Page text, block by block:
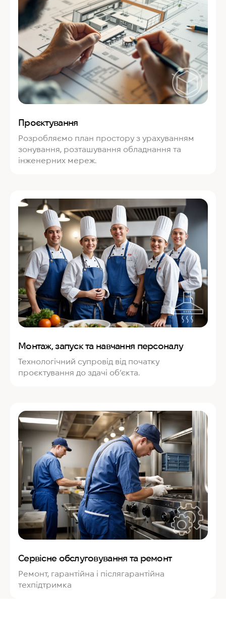
Проєктування
Розробляємо план простору з урахуванням
зонування, розташування обладнання та
інженерних мереж.
Монтаж, запуск та навчання персоналу
Технологічний супровід від початку
проєктування до здачі об’єкта.
Сервісне обслуговування та ремонт
Ремонт, гарантійна і післягарантійна
техпідтримка